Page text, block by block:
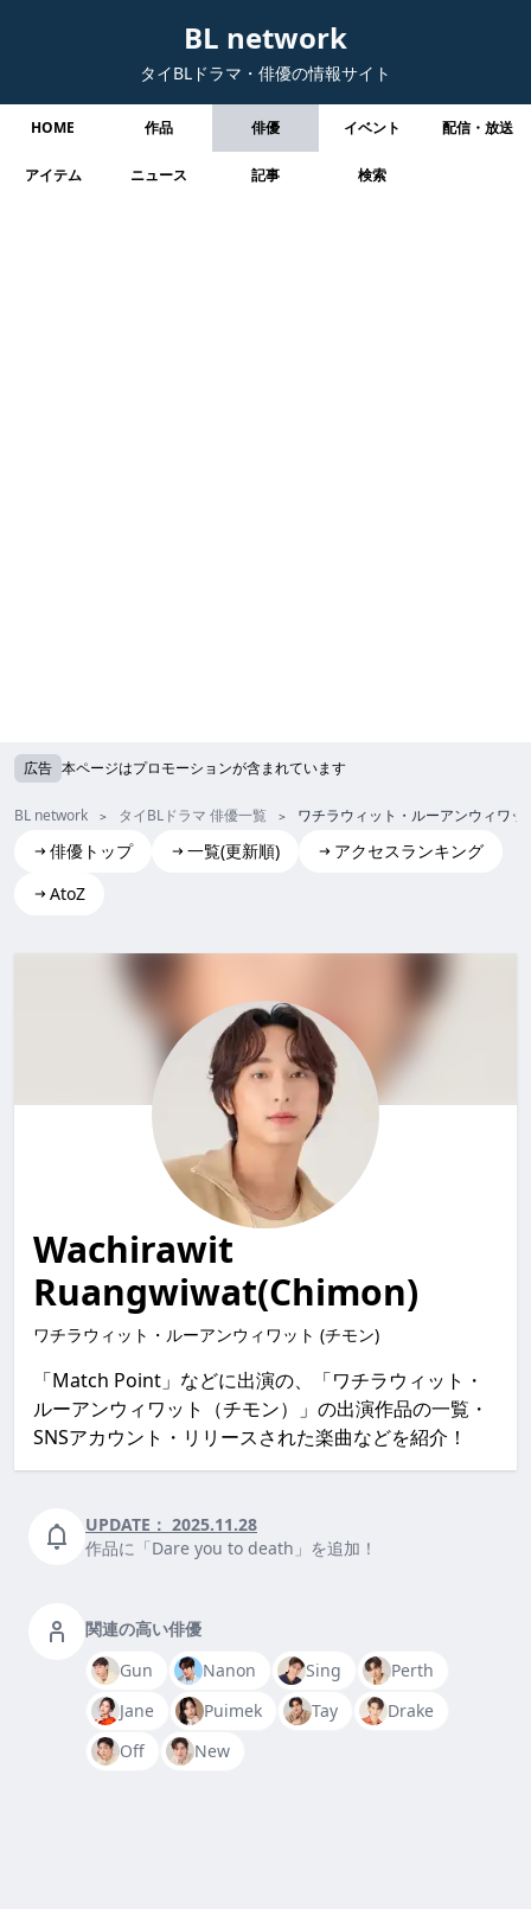
BL network
タイBLドラマ・俳優の情報サイト
HOME 作品 俳優 イベント 配信・放送
アイテム ニュース 記事 検索
広告 本ページはプロモーションが含まれています
BL network タイBLドラマ 俳優一覧 ワチラウィット・ルーアンウィワッ
俳優トップ 一覧(更新順)
アクセスランキング
AtoZ
Wachirawit
Ruangwiwat(Chimon)
ワチラウィット・ルーアンウィワット (チモン)
「Match Point」などに出演の、「ワチラウィット・
ルーアンウィワット（チモン）」の出演作品の一覧・
SNSアカウント・リリースされた楽曲などを紹介！
UPDATE： 2025.11.28
作品に「Dare you to death」を追加！
関連の高い俳優
Gun
Nanon Sing
Perth
Jane
Puimek Tay
Drake
Off
New